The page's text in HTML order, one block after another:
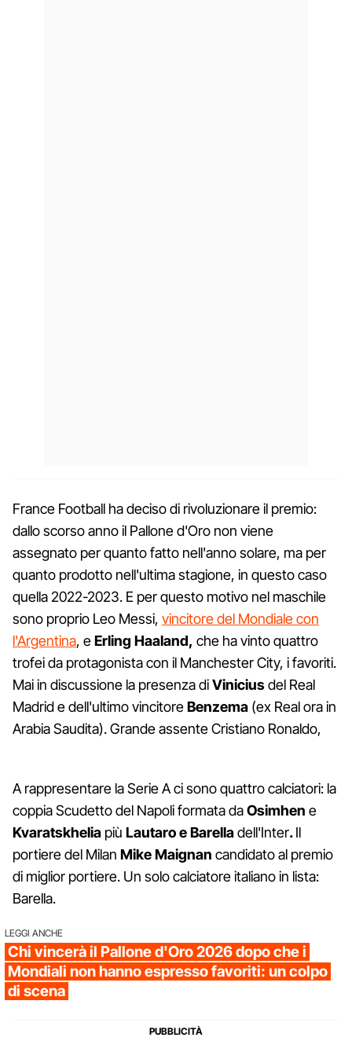
France Football ha deciso di rivoluzionare il premio:
dallo scorso anno il Pallone d'Oro non viene
assegnato per quanto fatto nell'anno solare, ma per
quanto prodotto nell'ultima stagione, in questo caso
quella 2022-2023. E per questo motivo nel maschile
sono proprio Leo Messi, vincitore del Mondiale con
l'Argentina, eErling Haaland, che ha vinto quattro
trofei da protagonista con il Manchester City, i favoriti.
Mai in discussione la presenza diViniciusdel Real
Madrid e dell'ultimo vincitoreBenzema (ex Real ora in
Arabia Saudita). Grande assente Cristiano Ronaldo,
A rappresentare la Serie A ci sono quattro calciatori: la
coppia Scudetto del Napoli formata daOsimhen e
Kvaratskhelia più Lautaro e Barelladell'Inter.Il
portiere del Milan Mike Maignan candidato al premio
di miglior portiere. Un solo calciatore italiano in lista:
Barella.
LEGGI ANCHE
Chi vincerà il Pallone d'Oro 2026 dopo che i
Mondiali non hanno espresso favoriti: un colpo
di scena